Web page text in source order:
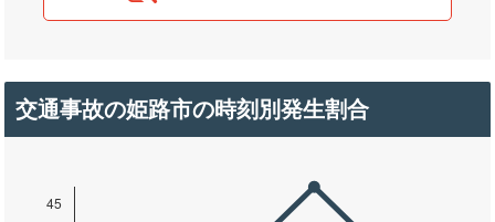
交通事故の姫路市の時刻別発生割合